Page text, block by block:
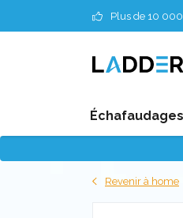
Plus de 10
Revenir à home